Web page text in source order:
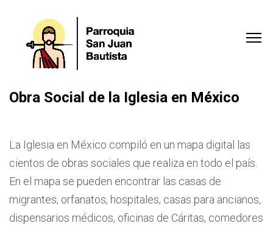
Obra Social de la Iglesia en México
La Iglesia en México compiló en un mapa digital las
cientos de obras sociales que realiza en todo el país.
En el mapa se pueden encontrar las casas de
migrantes, orfanatos, hospitales, casas para ancianos,
dispensarios médicos, oficinas de Cáritas, comedores